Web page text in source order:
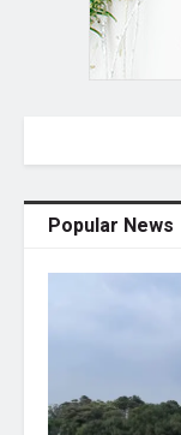
Popular News